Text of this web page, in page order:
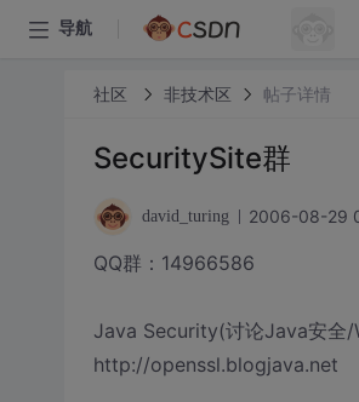
导航
社区 非技术区 帖子详情
SecuritySite群
david_turing 2006-08-29
QQ群：14966586
Java Security(讨论Java安全
http://openssl.blogjava.net